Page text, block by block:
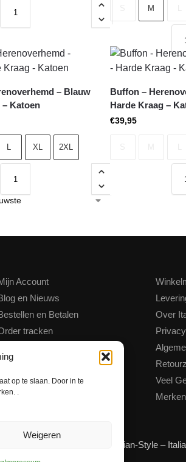
op te slaan. Door in te
.
Weigeren
M
– Blauw
– Katoen
L XL 2XL
Buffon –
Harde Kraag –
€39,95
Account
en Nieuws
en Betalen
tracken
Klachten
Betalen
Over
Veel
Merken
© Italian-Style –